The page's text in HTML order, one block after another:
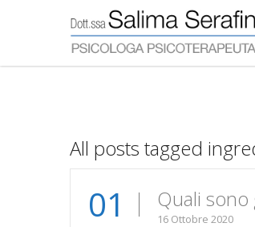
All posts tagged
01 Quali
16 Ottobre 2020